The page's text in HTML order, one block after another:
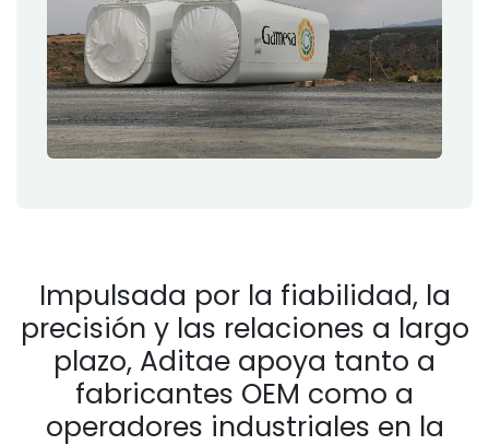
Impulsada por la fiabilidad, la
precisión y las relaciones a largo
plazo, Aditae apoya tanto a
fabricantes OEM como a
operadores industriales en la